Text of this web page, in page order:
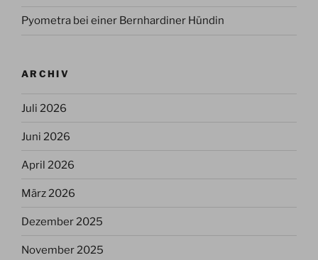
Pyometra bei einer Bernhardiner Hündin
ARCHIV
Juli 2026
Juni 2026
April 2026
März 2026
Dezember 2025
November 2025